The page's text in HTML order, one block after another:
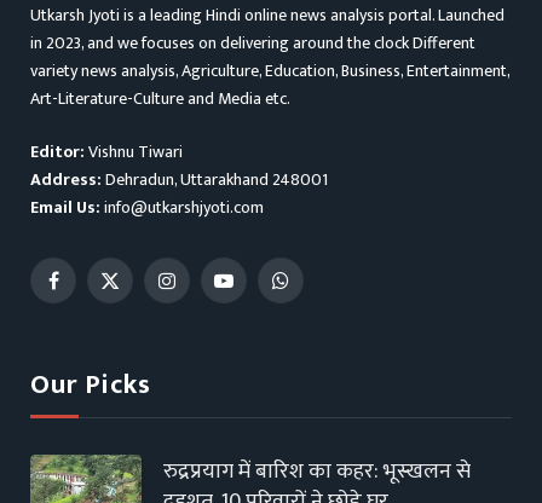
Utkarsh Jyoti is a leading Hindi online news analysis portal. Launched
in 2023, and we focuses on delivering around the clock Different
variety news analysis, Agriculture, Education, Business, Entertainment,
Art-Literature-Culture and Media etc.
Editor:Vishnu Tiwari
Address:Dehradun, Uttarakhand 248001
Email Us:info@utkarshjyoti.com
Facebook
X
InstagramYouTubeWhatsApp
Our Picks
रुद्रप्रयाग में बारिश का कहर: भूस्खलन से